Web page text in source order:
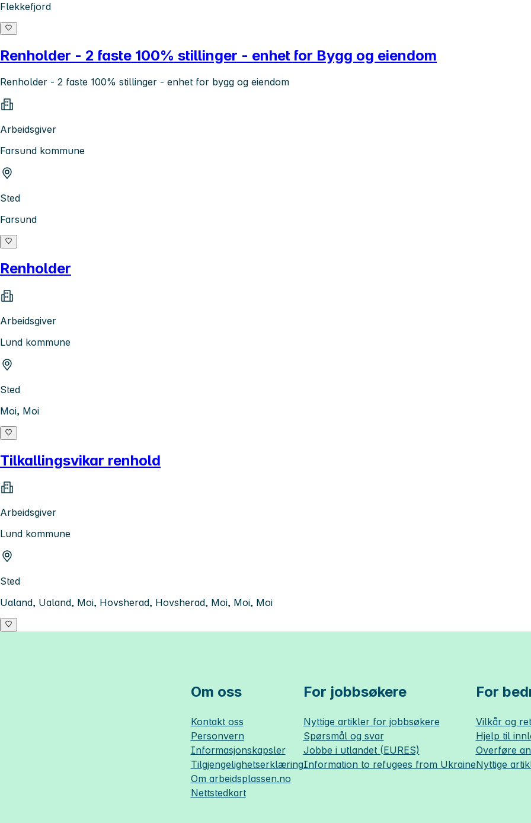
Flekkefjord
Renholder - 2 faste 100% stillinger - enhet for Bygg og eiendom
Renholder - 2 faste 100% stillinger - enhet for bygg og eiendom
Arbeidsgiver
Farsund kommune
Sted
Farsund
Renholder
Arbeidsgiver
Lund kommune
Sted
Moi, Moi
Tilkallingsvikar renhold
Arbeidsgiver
Lund kommune
Sted
Ualand, Ualand, Moi, Hovsherad, Hovsherad, Moi, Moi, Moi
Om oss
Kontakt oss
Personvern
Informasjonskapsler
Tilgjengelighetserklæring
Om arbeidsplassen.no
Nettstedkart
For jobbsøkere
Nyttige artikler for jobbsøkere
Spørsmål og svar
Jobbe i utlandet (EURES)
Information to refugees from Ukraine
For
Vilkår og
Hjelp til
Overføre
Nyttige